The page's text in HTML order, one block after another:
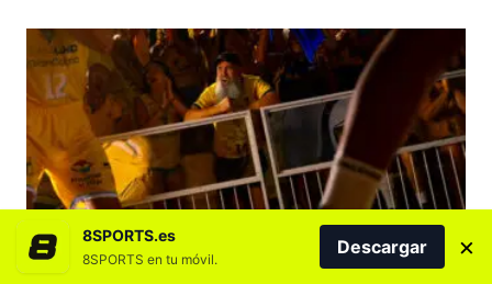
BALONCESTO
La campaña de abonados del CB Gran Canaria
25/26 sitúa al club entre los grandes de Europa
8SPORTS.es
8SPORTS en tu móvil.
Descargar ×